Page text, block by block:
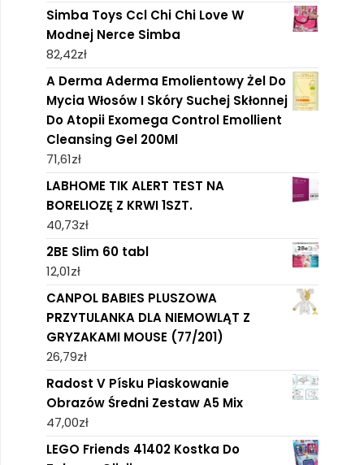
Simba Toys Ccl Chi Chi Love W
Modnej Nerce Simba
82,42zł
A Derma Aderma Emolientowy Żel Do
Mycia Włosów I Skóry Suchej Skłonnej
Do Atopii Exomega Control Emollient
Cleansing Gel 200Ml
71,61zł
LABHOME TIK ALERT TEST NA
BORELIOZĘ Z KRWI 1SZT.
40,73zł
2BE Slim 60 tabl
12,01zł
CANPOL BABIES PLUSZOWA
PRZYTULANKA DLA NIEMOWLĄT Z
GRYZAKAMI MOUSE (77/201)
26,79zł
Radost V Písku Piaskowanie
Obrazów Średni Zestaw A5 Mix
47,00zł
LEGO Friends 41402 Kostka Do